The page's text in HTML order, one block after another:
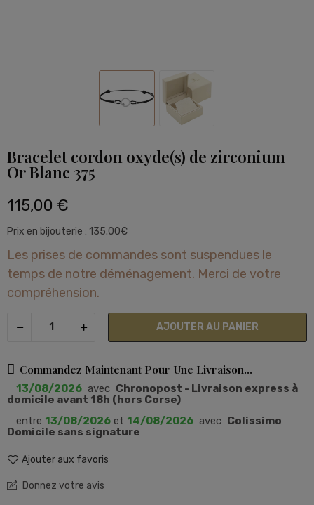
Bracelet cordon oxyde(s) de zirconium
Or Blanc 375
115,00 €
Prix en bijouterie : 135.00€
Les prises de commandes sont suspendues le
temps de notre déménagement. Merci de votre
compréhension.
AJOUTER AU PANIER
Commandez Maintenant Pour Une Livraison...
13/08/2026 avec Chronopost - Livraison express à
domicile avant 18h (hors Corse)
entre 13/08/2026 et 14/08/2026 avec Colissimo
Domicile sans signature
Ajouter aux favoris
Donnez votre avis